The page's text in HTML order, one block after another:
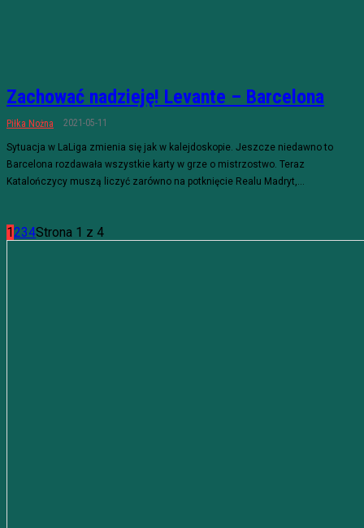
Zachować nadzieję! Levante – Barcelona
Piłka Nożna 2021-05-11
Sytuacja w LaLiga zmienia się jak w kalejdoskopie. Jeszcze niedawno to
Barcelona rozdawała wszystkie karty w grze o mistrzostwo. Teraz
Katalończycy muszą liczyć zarówno na potknięcie Realu Madryt,...
1234Strona 1 z 4